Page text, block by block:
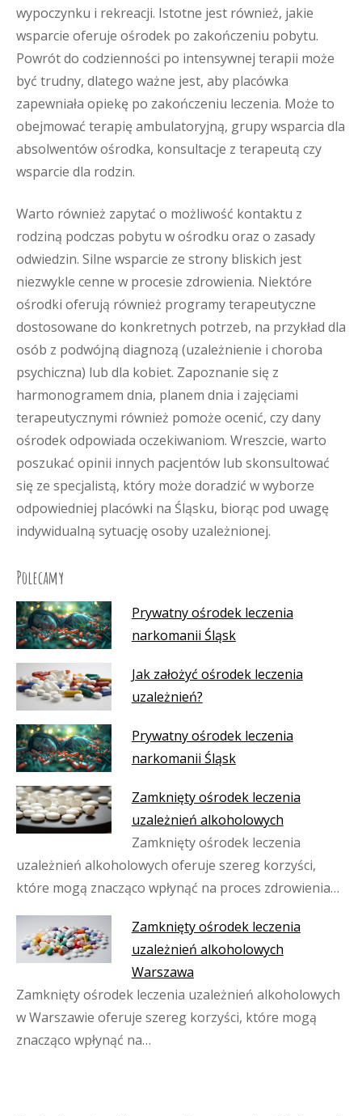
wypoczynku i rekreacji. Istotne jest również, jakie
wsparcie oferuje ośrodek po zakończeniu pobytu.
Powrót do codzienności po intensywnej terapii może
być trudny, dlatego ważne jest, aby placówka
zapewniała opiekę po zakończeniu leczenia. Może to
obejmować terapię ambulatoryjną, grupy wsparcia dla
absolwentów ośrodka, konsultacje z terapeutą czy
wsparcie dla rodzin.
Warto również zapytać o możliwość kontaktu z
rodziną podczas pobytu w ośrodku oraz o zasady
odwiedzin. Silne wsparcie ze strony bliskich jest
niezwykle cenne w procesie zdrowienia. Niektóre
ośrodki oferują również programy terapeutyczne
dostosowane do konkretnych potrzeb, na przykład dla
osób z podwójną diagnozą (uzależnienie i choroba
psychiczna) lub dla kobiet. Zapoznanie się z
harmonogramem dnia, planem dnia i zajęciami
terapeutycznymi również pomoże ocenić, czy dany
ośrodek odpowiada oczekiwaniom. Wreszcie, warto
poszukać opinii innych pacjentów lub skonsultować
się ze specjalistą, który może doradzić w wyborze
odpowiedniej placówki na Śląsku, biorąc pod uwagę
indywidualną sytuację osoby uzależnionej.
Polecamy
Prywatny ośrodek leczenia
narkomanii Śląsk
Jak założyć ośrodek leczenia
uzależnień?
Prywatny ośrodek leczenia
narkomanii Śląsk
Zamknięty ośrodek leczenia
uzależnień alkoholowych
Zamknięty ośrodek leczenia
uzależnień alkoholowych oferuje szereg korzyści,
które mogą znacząco wpłynąć na proces zdrowienia…
Zamknięty ośrodek leczenia
uzależnień alkoholowych
Warszawa
Zamknięty ośrodek leczenia uzależnień alkoholowych
w Warszawie oferuje szereg korzyści, które mogą
znacząco wpłynąć na…